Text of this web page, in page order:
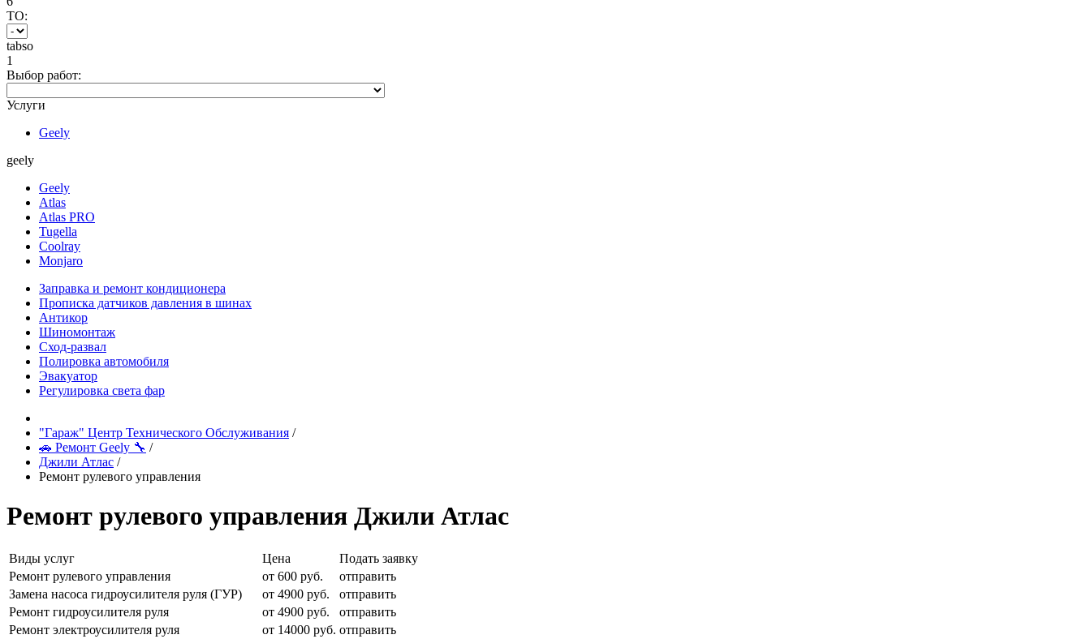
ТО:
tabso
1
Выбор работ:
Услуги
Geely
geely
Geely
Atlas
Atlas PRO
Tugella
Coolray
Monjaro
Заправка и ремонт кондиционера
Прописка датчиков давления в шинах
Антикор
Шиномонтаж
Сход-развал
Полировка автомобиля
Эвакуатор
Регулировка света фар
"Гараж" Центр Технического Обслуживания /
🚗 Ремонт Geely 🔧 /
Джили Атлас /
Ремонт рулевого управления
Ремонт рулевого управления Джили Атлас
Виды услуг Цена
Подать заявку
Ремонт рулевого управления
от 600 руб.
отправить
Замена насоса гидроусилителя руля (ГУР)
от 4900 руб.
отправить
Ремонт гидроусилителя руля
от 4900 руб.
отправить
Ремонт электроусилителя руля
от 14000 руб. отправить